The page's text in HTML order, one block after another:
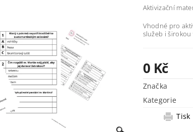
Aktivizační
Vhodné pro
služeb i širokou
0 Kč
Značka
Kategorie
Tisk